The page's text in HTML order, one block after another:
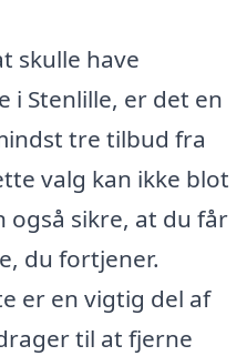
skulle have
Stenlille, er det en
tre tilbud fra
valg kan ikke blot
også sikre, at du får
du fortjener.
er en vigtig del af
til at fjerne